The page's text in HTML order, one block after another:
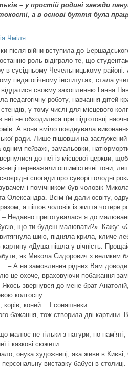
– у простій родині завжди
а в основі буття була
Чміля
після війни вступила до
роль відіграло те, що
в сусідньому Чечельницькому
педагогічному інститутах, стала
своєму захопленню Ганна
педагогічну роботу, навчання дітей
у тому числі для місцевого
не обходилися при підготовці
А вона вміло поєднувала
ради. Лише пішовши на
одним пейзажі, замальовки,
до неї із місцевої церкви,
переважали оптимістичні тони,
спогади про суворі голодні
і помічником був чоловік
Олександра. Всім їм дали освіту,
а пішов чоловік із життя чотири
– Недавно приготувалася я до
що ти будеш малювати?». Кажу:
шию, підняла крила, кличе
картину «Душа пішла у вічність.
як Микола Сидорович з великим
– А на замовлення рідних Вам
це охоче, враховуючи побажання
Якось звернувся до мене брат
колгоспу.
коней… І соняшники.
бажання, тож створила дві картини.
малює не тільки з натури, по
і казкові сюжети.
онука художниці, яка живе в
виставку бабусі в